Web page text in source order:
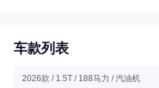
车款列表
2026款 / 1.5T / 188马力 / 汽油机